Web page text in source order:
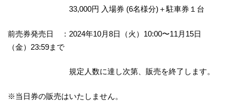
33,000円 入場券 (6名様分)＋駐車券１台
前売券発売日 ：2024年10月8日（火）10:00〜11月15日
（金）23:59まで
規定人数に達し次第、販売を終了します。
※当日券の販売はいたしません。